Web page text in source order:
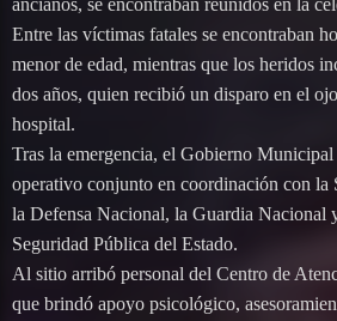
ancianos, se encontraban reunidos en la
Entre las víctimas fatales se encontraban
menor de edad, mientras que los heridos
dos años, quien recibió un disparo en el
hospital.
Tras la emergencia, el Gobierno
operativo conjunto en coordinación con la
la Defensa Nacional, la Guardia Nacional
Seguridad Pública del Estado.
Al sitio arribó personal del Centro de
que brindó apoyo psicológico,